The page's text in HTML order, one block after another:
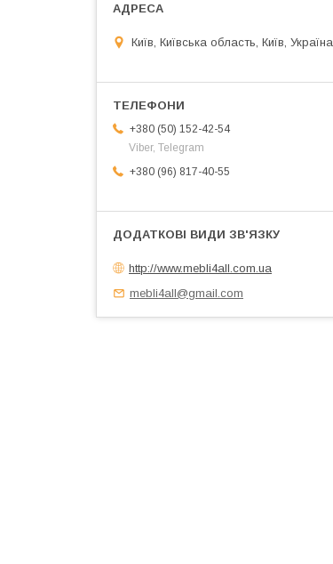
Київ, Київська область, Київ, Україна
+380 (50) 152-42-54
Viber, Telegram
+380 (96) 817-40-55
http://www.mebli4all.com.ua
mebli4all@gmail.com